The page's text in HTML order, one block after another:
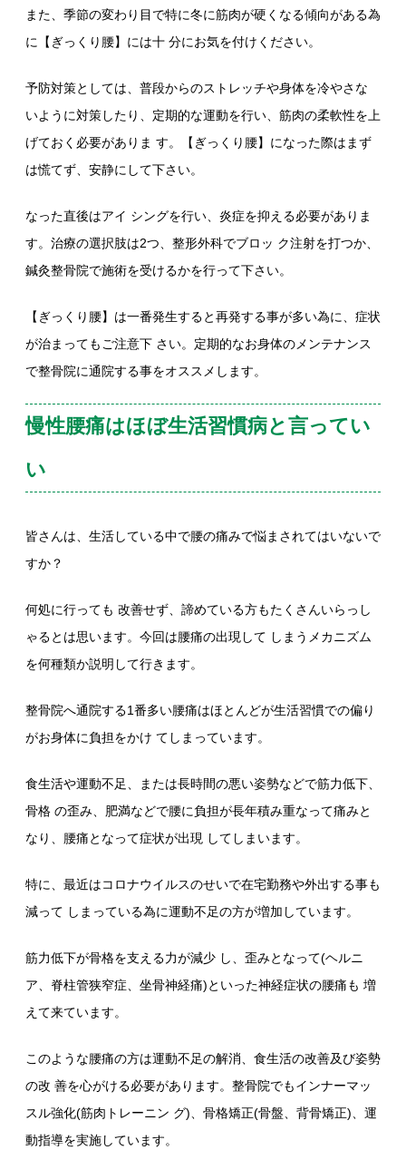
また、季節の変わり目で特に冬に筋肉が硬くなる傾向がある為
に【ぎっくり腰】には十 分にお気を付けください。
予防対策としては、普段からのストレッチや身体を冷やさな
いように対策したり、定期的な運動を行い、筋肉の柔軟性を上
げておく必要がありま す。【ぎっくり腰】になった際はまず
は慌てず、安静にして下さい。
なった直後はアイ シングを行い、炎症を抑える必要がありま
す。治療の選択肢は2つ、整形外科でブロッ ク注射を打つか、
鍼灸整骨院で施術を受けるかを行って下さい。
【ぎっくり腰】は一番発生すると再発する事が多い為に、症状
が治まってもご注意下 さい。定期的なお身体のメンテナンス
で整骨院に通院する事をオススメします。
慢性腰痛はほぼ生活習慣病と言ってい
い
皆さんは、生活している中で腰の痛みで悩まされてはいないで
すか？
何処に行っても 改善せず、諦めている方もたくさんいらっし
ゃるとは思います。今回は腰痛の出現して しまうメカニズム
を何種類か説明して行きます。
整骨院へ通院する1番多い腰痛はほとんどが生活習慣での偏り
がお身体に負担をかけ てしまっています。
食生活や運動不足、または長時間の悪い姿勢などで筋力低下、
骨格 の歪み、肥満などで腰に負担が長年積み重なって痛みと
なり、腰痛となって症状が出現 してしまいます。
特に、最近はコロナウイルスのせいで在宅勤務や外出する事も
減って しまっている為に運動不足の方が増加しています。
筋力低下が骨格を支える力が減少 し、歪みとなって(ヘルニ
ア、脊柱管狭窄症、坐骨神経痛)といった神経症状の腰痛も 増
えて来ています。
このような腰痛の方は運動不足の解消、食生活の改善及び姿勢
の改 善を心がける必要があります。整骨院でもインナーマッ
スル強化(筋肉トレーニン グ)、骨格矯正(骨盤、背骨矯正)、運
動指導を実施しています。